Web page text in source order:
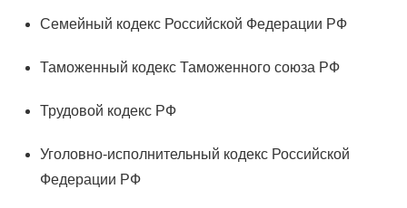
Семейный кодекс Российской Федерации РФ
Таможенный кодекс Таможенного союза РФ
Трудовой кодекс РФ
Уголовно-исполнительный кодекс Российской
Федерации РФ